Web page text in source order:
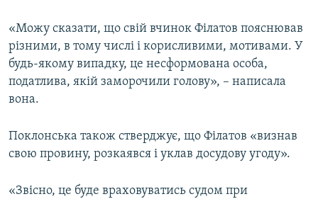
«Можу сказати, що свій вчинок Філатов пояснював
різними, в тому числі і корисливими, мотивами. У
будь-якому випадку, це несформована особа,
податлива, якій заморочили голову», – написала
вона.
Поклонська також стверджує, що Філатов «визнав
свою провину, розкаявся і уклав досудову угоду».
«Звісно, це буде враховуватись судом при